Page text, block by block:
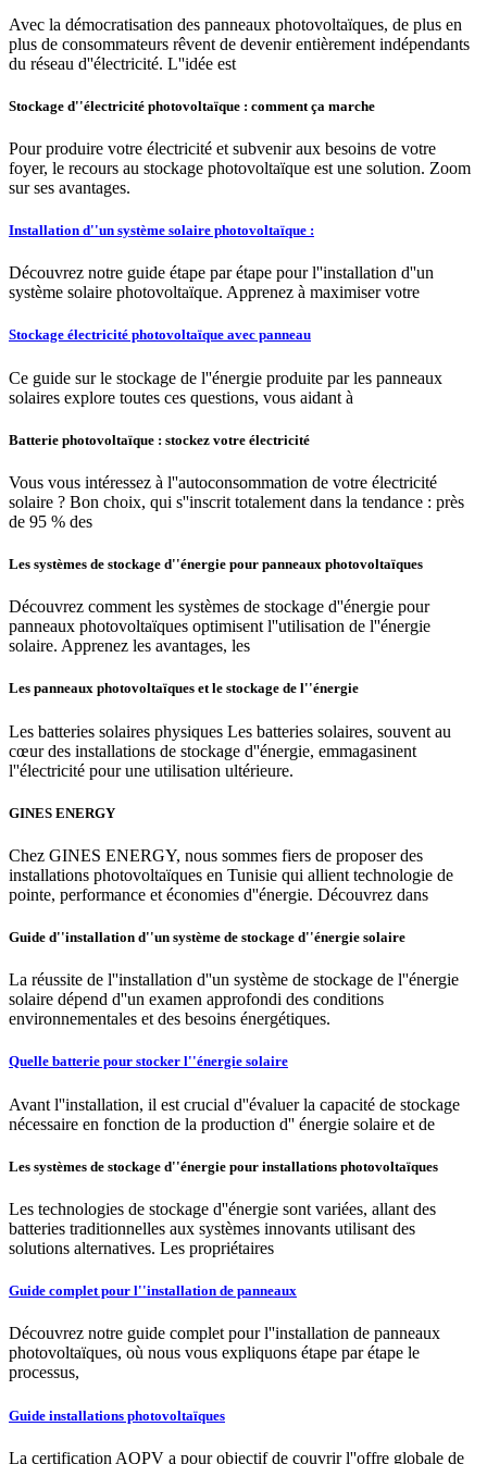
Avec la démocratisation des panneaux photovoltaïques, de plus en
plus de consommateurs rêvent de devenir entièrement indépendants
du réseau d''électricité. L''idée est
Stockage d''électricité photovoltaïque : comment ça marche
Pour produire votre électricité et subvenir aux besoins de votre
foyer, le recours au stockage photovoltaïque est une solution. Zoom
sur ses avantages.
Installation d''un système solaire photovoltaïque :
Découvrez notre guide étape par étape pour l''installation d''un
système solaire photovoltaïque. Apprenez à maximiser votre
Stockage électricité photovoltaïque avec panneau
Ce guide sur le stockage de l''énergie produite par les panneaux
solaires explore toutes ces questions, vous aidant à
Batterie photovoltaïque : stockez votre électricité
Vous vous intéressez à l''autoconsommation de votre électricité
solaire ? Bon choix, qui s''inscrit totalement dans la tendance : près
de 95 % des
Les systèmes de stockage d''énergie pour panneaux photovoltaïques
Découvrez comment les systèmes de stockage d''énergie pour
panneaux photovoltaïques optimisent l''utilisation de l''énergie
solaire. Apprenez les avantages, les
Les panneaux photovoltaïques et le stockage de l''énergie
Les batteries solaires physiques Les batteries solaires, souvent au
cœur des installations de stockage d''énergie, emmagasinent
l''électricité pour une utilisation ultérieure.
GINES ENERGY
Chez GINES ENERGY, nous sommes fiers de proposer des
installations photovoltaïques en Tunisie qui allient technologie de
pointe, performance et économies d''énergie. Découvrez dans
Guide d''installation d''un système de stockage d''énergie solaire
La réussite de l''installation d''un système de stockage de l''énergie
solaire dépend d''un examen approfondi des conditions
environnementales et des besoins énergétiques.
Quelle batterie pour stocker l''énergie solaire
Avant l''installation, il est crucial d''évaluer la capacité de stockage
nécessaire en fonction de la production d'' énergie solaire et de
Les systèmes de stockage d''énergie pour installations photovoltaïques
Les technologies de stockage d''énergie sont variées, allant des
batteries traditionnelles aux systèmes innovants utilisant des
solutions alternatives. Les propriétaires
Guide complet pour l''installation de panneaux
Découvrez notre guide complet pour l''installation de panneaux
photovoltaïques, où nous vous expliquons étape par étape le
processus,
Guide installations photovoltaïques
La certification AQPV a pour objectif de couvrir l''offre globale de